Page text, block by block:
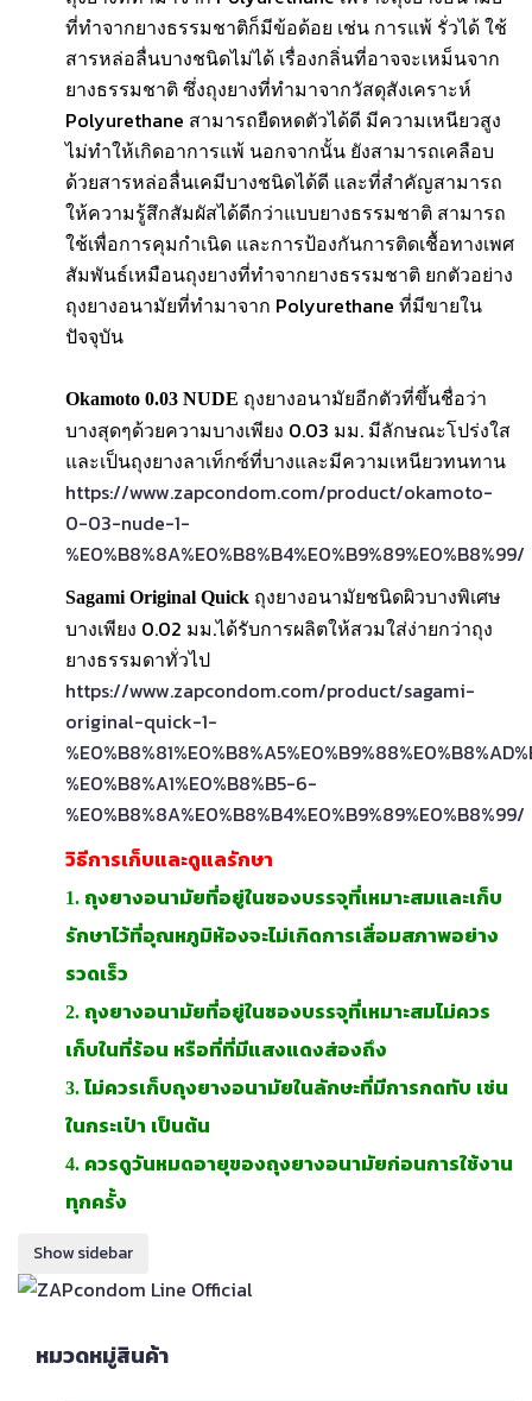
ที่ทำจากยางธรรมชาติก็มีข้อด้อย เช่น การแพ้ รั่วได้ ใช้
สารหล่อลื่นบางชนิดไม่ได้ เรื่องกลิ่นที่อาจจะเหม็นจาก
ยางธรรมชาติ ซึ่งถุงยางที่ทำมาจากวัสดุสังเคราะห์
Polyurethane สามารถยืดหดตัวได้ดี มีความเหนียวสูง
ไม่ทำให้เกิดอาการแพ้ นอกจากนั้น ยังสามารถเคลือบ
ด้วยสารหล่อลื่นเคมีบางชนิดได้ดี และที่สำคัญสามารถ
ให้ความรู้สึกสัมผัสได้ดีกว่าแบบยางธรรมชาติ สามารถ
ใช้เพื่อการคุมกำเนิด และการป้องกันการติดเชื้อทางเพศ
สัมพันธ์เหมือนถุงยางที่ทำจากยางธรรมชาติ ยกตัวอย่าง
ถุงยางอนามัยที่ทำมาจาก Polyurethane ที่มีขายใน
ปัจจุบัน
Okamoto 0.03 NUDE ถุงยางอนามัยอีกตัวที่ขึ้นชื่อว่า
บางสุดๆด้วยความบางเพียง 0.03 มม. มีลักษณะโปร่งใส
และเป็นถุงยางลาเท็กซ์ที่บางและมีความเหนียวทนทาน
https://www.zapcondom.com/product/okamoto-
0-03-nude-1-
%E0%B8%8A%E0%B8%B4%E0%B9%89%E0%B8%99/
Sagami Original Quick ถุงยางอนามัยชนิดผิวบางพิเศษ
บางเพียง 0.02 มม.ได้รับการผลิตให้สวมใส่ง่ายกว่าถุง
ยางธรรมดาทั่วไป
https://www.zapcondom.com/product/sagami-
original-quick-1-
%E0%B8%A1%E0%B8%B5-6-
%E0%B8%8A%E0%B8%B4%E0%B9%89%E0%B8%99/
วิธีการเก็บและดูแลรักษา
1. ถุงยางอนามัยที่อยู่ในซองบรรจุที่เหมาะสมและเก็บ
รักษาไว้ที่อุณหภูมิห้องจะไม่เกิดการเสื่อมสภาพอย่าง
รวดเร็ว
2. ถุงยางอนามัยที่อยู่ในซองบรรจุที่เหมาะสมไม่ควร
เก็บในที่ร้อน หรือที่ที่มีแสงแดงส่องถึง
3. ไม่ควรเก็บถุงยางอนามัยในลักษะที่มีการกดทับ เช่น
ในกระเป๋า เป็นต้น
4. ควรดูวันหมดอายุของถุงยางอนามัยก่อนการใช้งาน
ทุกครั้ง
Show sidebar
หมวดหมู่สินค้า